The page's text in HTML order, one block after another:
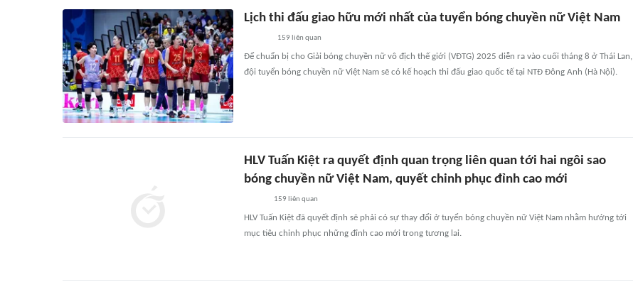
Lịch thi đấu giao hữu mới nhất của tuyển bóng chuyền nữ Việt Nam
159 liên quan
Để chuẩn bị cho Giải bóng chuyền nữ vô địch thế giới (VĐTG) 2025 diễn ra vào cuối tháng 8 ở Thái Lan,
đội tuyển bóng chuyền nữ Việt Nam sẽ có kế hoạch thi đấu giao quốc tế tại NTĐ Đông Anh (Hà Nội).
HLV Tuấn Kiệt ra quyết định quan trọng liên quan tới hai ngôi sao
bóng chuyền nữ Việt Nam, quyết chinh phục đỉnh cao mới
159 liên quan
HLV Tuấn Kiệt đã quyết định sẽ phải có sự thay đổi ở tuyển bóng chuyền nữ Việt Nam nhằm hướng tới
mục tiêu chinh phục những đỉnh cao mới trong tương lai.